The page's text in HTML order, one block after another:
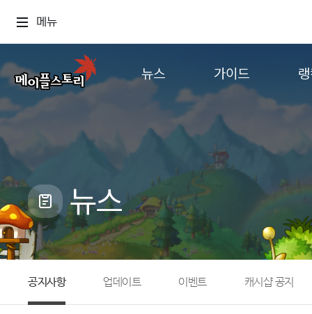
메뉴
뉴스
공지사항
업데이트
캐시샵 공지
메이플 알림판
with maple
가이드
게임정보
직업소개
확률형 아이템
NEXON NOW
뉴스
공지사항 업데이트 이벤트 캐시샵 공지